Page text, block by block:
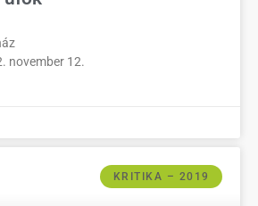
november 12.
KRITIKA – 2019